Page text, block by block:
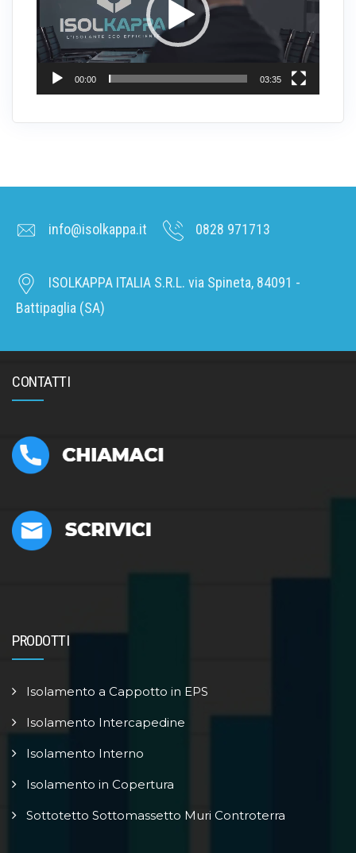
00:00 03:35
info@isolkappa.it 0828 971713
ISOLKAPPA ITALIA S.R.L. via Spineta, 84091 -
Battipaglia (SA)
CONTATTI
PRODOTTI
Isolamento a Cappotto in EPS
Isolamento Intercapedine
Isolamento Interno
Isolamento in Copertura
Sottotetto Sottomassetto Muri Controterra